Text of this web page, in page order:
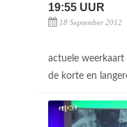
19:55 UUR
18 September 2012
actuele
de korte en